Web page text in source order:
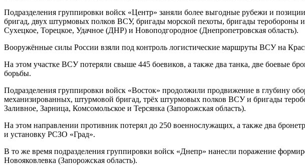
Подразделения группировки войск «Центр» заняли более выгодные рубежи и
бригад, двух штурмовых полков ВСУ, бригады морской пехоты, бригады
Сухецкое, Торецкое, Удачное (ДНР) и Новоподгородное (Днепропетровская область).
Вооружённые силы России взяли под контроль логистические маршруты ВСУ на
На этом участке ВСУ потеряли свыше 445 боевиков, а также два танка, две боевые
борьбы.
Подразделения группировки войск «Восток» продолжили продвижение в глубину
механизированных, штурмовой бригад, трёх штурмовых полков ВСУ и бригады
Заливное, Зарница, Комсомольское и Терсянка (Запорожская область).
На этом направлении противник потерял до 250 военнослужащих, а также два
и установку РСЗО «Град».
В то же время подразделения группировки войск «Днепр» нанесли поражение
Новояковлевка (Запорожская область).